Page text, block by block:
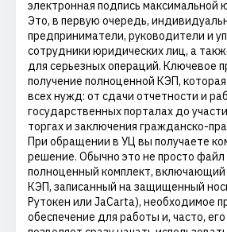
электронная подпись максимальной
Это, в первую очередь,
предприниматели, руководители и
сотрудники юридических лиц, а
для серьезных операций. Ключевое
получение полноценной КЭП,
всех нужд: от сдачи отчетности и
государственных порталах до
торгах и заключения гражданско-
При обращении в УЦ вы получаете
решение. Обычно это не просто
полноценный комплект,
КЭП, записанный на защищенный
Рутокен или JaCarta), необходимое
обеспечение для работы и, часто,